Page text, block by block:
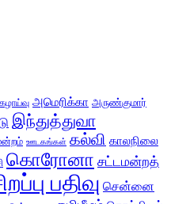
அமெரிக்கா அருண்குமார்
இந்துத்துவா
ஊடகங்கள் கல்வி காலநிலை
கொரோனா சட்டமன்றத்
பதிவு சென்னை